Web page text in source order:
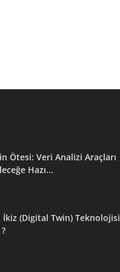
Ötesi: Veri Analizi Araçları
Hazı...
(Digital Twin) Teknolojisi